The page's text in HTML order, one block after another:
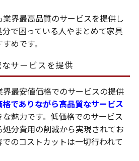
界最高品質のサービスを提供し
で困っている人やまとめて家具
めです。
サービスを提供
最安値価格でのサービスの提供
格でありながら高品質なサービス
な魅力です。低価格でのサービス
分費用の削減から実現されてお
のコストカットは一切行われて